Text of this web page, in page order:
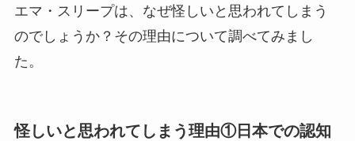
実際どう？
いって本当？
エマ・スリープは、なぜ怪しいと思われてしまう
のでしょうか？その理由について調べてみまし
た。
怪しいと思われてしまう理由①日本での認知